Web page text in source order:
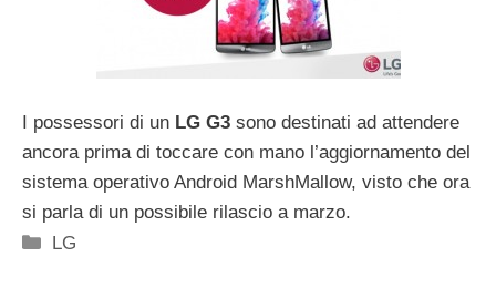
I possessori di un LG G3 sono destinati ad attendere
ancora prima di toccare con mano l’aggiornamento del
sistema operativo Android MarshMallow, visto che ora
si parla di un possibile rilascio a marzo.
Categorie
LG